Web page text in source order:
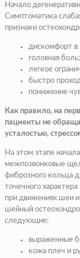
Начало
Симптоматика
признаки
дискомфорт в
головная боль;
легкое
быстро
понижение
Как правило, на
пациенты не
усталостью,
На этом этапе
межпозвонковые
фиброзного кольца
точечного
при движениях шеи
шейный
следующие:
выраженные
кожа плеч и